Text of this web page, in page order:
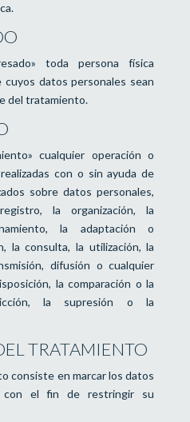
toda persona física
datos personales sean
del tratamiento.
cualquier operación o
con o sin ayuda de
sobre datos personales,
la organización, la
la adaptación o
la consulta, la utilización, la
difusión o cualquier
la comparación o la
la supresión o la
TRATAMIENTO
consiste en marcar los datos
con el fin de restringir su